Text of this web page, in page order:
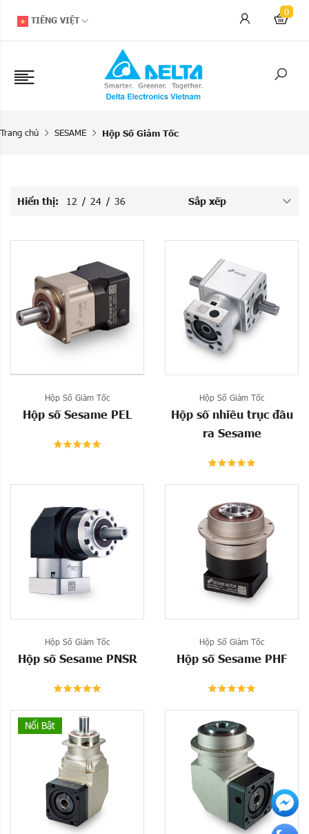
TIẾNG VIỆT
0
Trang chủ SESAME Hộp Số Giảm Tốc
Hiển thị: 12 / 24 / 36 Sắp xếp
Hộp Số Giảm Tốc
Hộp số Sesame PEL
Hộp Số Giảm Tốc
Hộp số nhiều trục đầu
ra Sesame
Hộp Số Giảm Tốc
Hộp số Sesame PNSR
Hộp Số Giảm Tốc
Hộp số Sesame PHF
Nổi Bật